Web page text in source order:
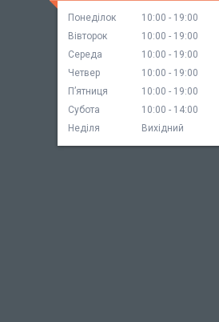
Понеділок 10:00
19:00
Вівторок
10:00
19:00
Середа
10:00
19:00
Четвер
10:00
19:00
Пʼятниця
10:00
19:00
Субота
10:00
14:00
Неділя
Вихідний